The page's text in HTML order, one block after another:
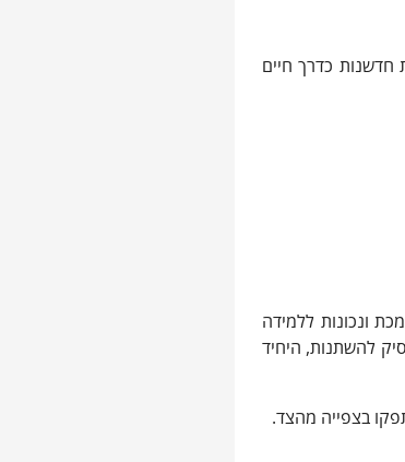
חדשנות כדרך חיים
ונכונות ללמידה
להשתנות, היחיד
בצפייה מהצד.